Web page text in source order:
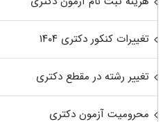
تغییرات کنکور دکتری ۱۴۰۴
تغییر رشته در مقطع دکتری
محرومیت آزمون دکتری